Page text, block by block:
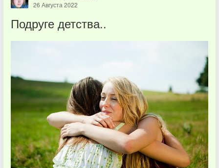
26 Августа 2022
Подруге детства..